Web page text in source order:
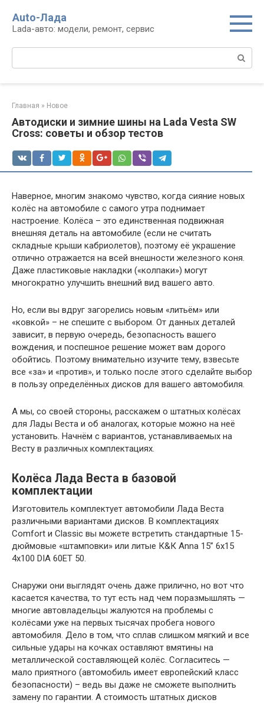
контенту
Auto-Лада
Lada-авто: модели, ремонт, сервис
Главная » Новое
Автодиски и зимние шины на Lada Vesta SW
Cross: советы и обзор тестов
Наверное, многим знакомо чувство, когда сияние новых
колёс на автомобиле с самого утра поднимает
настроение. Колёса – это единственная подвижная
внешняя деталь на автомобиле (если не считать
складные крыши кабриолетов), поэтому её украшение
отлично отражается на всей внешности железного коня.
Даже пластиковые накладки («колпаки») могут
многократно улучшить внешний вид вашего авто.
Но, если вы вдруг загорелись новым «литьём» или
«ковкой» – не спешите с выбором. От данных деталей
зависит, в первую очередь, безопасность вашего
вождения, и поспешное решение может вам дорого
обойтись. Поэтому внимательно изучите тему, взвесьте
все «за» и «против», и только после этого сделайте выбор
в пользу определённых дисков для вашего автомобиля.
А мы, со своей стороны, расскажем о штатных колёсах
для Лады Веста и об аналогах, которые можно на неё
установить. Начнём с вариантов, устанавливаемых на
Весту в различных комплектациях.
Колёса Лада Веста в базовой
комплектации
Изготовитель комплектует автомобили Лада Веста
различными вариантами дисков. В комплектациях
Comfort и Classic вы можете встретить стандартные 15-
дюймовые «штамповки» или литые К&К Anna 15” 6х15
4х100 DIA 60ЕТ 50.
Снаружи они выглядят очень даже прилично, но вот что
касается качества, то тут есть над чем поразмышлять —
многие автовладельцы жалуются на проблемы с
колёсами уже на первых тысячах пробега нового
автомобиля. Дело в том, что сплав слишком мягкий и все
сильные удары на кочках оставляют вмятины на
металлической составляющей колёс. Согласитесь —
мало приятного (автомобиль имеет европейский класс
безопасности) – ведь вы даже не сможете выполнить
замену по гарантии. А стоимость штатных дисков